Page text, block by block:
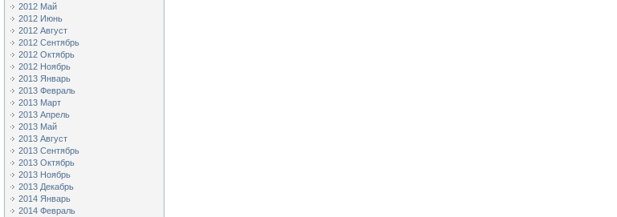
2012 Май
2012 Июнь
2012 Август
2012 Сентябрь
2012 Октябрь
2012 Ноябрь
2013 Январь
2013 Февраль
2013 Март
2013 Апрель
2013 Май
2013 Август
2013 Сентябрь
2013 Октябрь
2013 Ноябрь
2013 Декабрь
2014 Январь
2014 Февраль